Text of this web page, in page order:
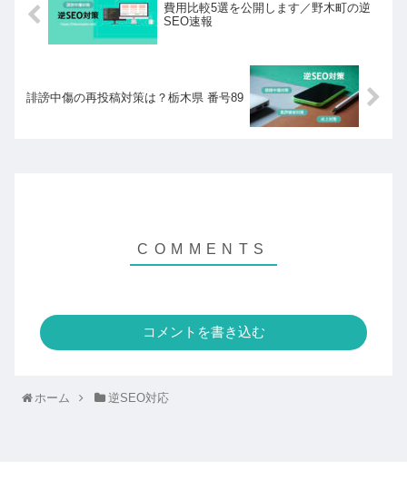
費用比較5選を公開します／野木町の逆
SEO速報
誹謗中傷の再投稿対策は？栃木県 番号89
コメントを書き込む
ホーム 逆SEO対応